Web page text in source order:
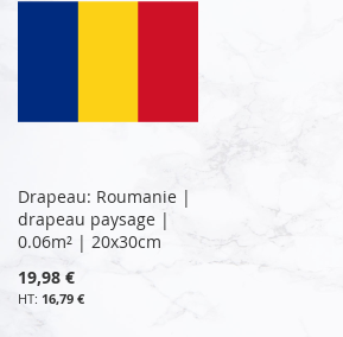
Drapeau: Roumanie |
drapeau paysage |
0.06m² | 20x30cm
19,98 €
16,79 €